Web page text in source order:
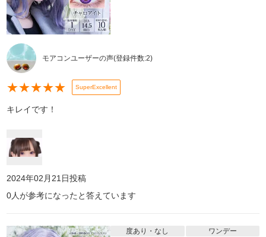
モアコンユーザーの声(登録件数:2)
★★★★★ SuperExcellent
キレイです！
2024年02月21日投稿
0人が参考になったと答えています
度あり・なし
ワンデー